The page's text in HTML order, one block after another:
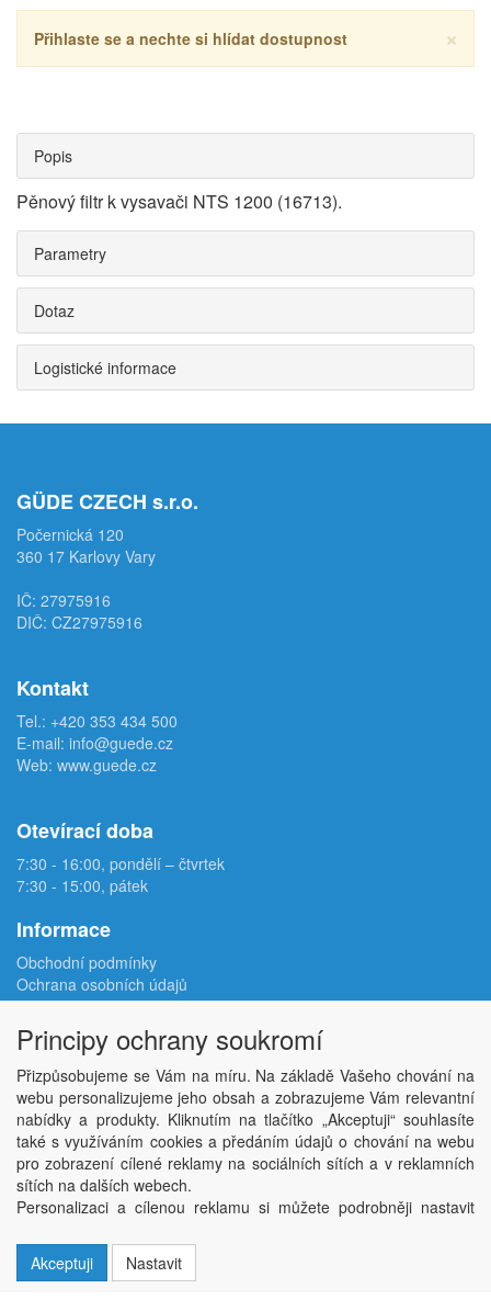
×
Přihlaste se a nechte si hlídat dostupnost
Popis
Pěnový filtr k vysavači NTS 1200 (16713).
Parametry
Dotaz
Logistické informace
GÜDE CZECH s.r.o.
Počernická 120
360 17 Karlovy Vary
IČ: 27975916
DIČ: CZ27975916
Kontakt
Tel.: +420 353 434 500
E-mail: info@guede.cz
Web: www.guede.cz
Otevírací doba
7:30 - 16:00, pondělí – čtvrtek
7:30 - 15:00, pátek
Informace
Obchodní podmínky
Ochrana osobních údajů
Reklamační protokol
Odstoupení od smlouvy
Podmínky užití e-shopu
Doprava
Velkoobchod
Kontakt
Nastavení soukromí
Copyright © ABRA Software a.s. 2026,
Principy ochrany soukromí
Přizpůsobujeme se Vám na míru. Na základě Vašeho chování na
webu personalizujeme jeho obsah a zobrazujeme Vám relevantní
nabídky a produkty. Kliknutím na tlačítko „Akceptuji“ souhlasíte
také s využíváním cookies a předáním údajů o chování na webu
pro zobrazení cílené reklamy na sociálních sítích a v reklamních
sítích na dalších webech.
Personalizaci a cílenou reklamu si můžete podrobněji nastavit
Akceptuji
Nastavit